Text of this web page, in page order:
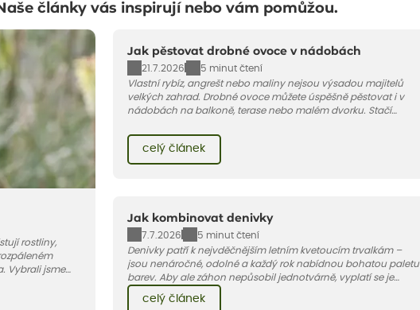
články vás inspirují nebo vám pomůžou.
rostliny,
Vybrali jsme
horké a suché
které to jsou.
Jak pěstovat drobné ovoce v nádobách
21.7.2026
5 minut čtení
Vlastní rybíz, angrešt nebo maliny nejsou výsadou majitelů
velkých zahrad. Drobné ovoce můžete úspěšně pěstovat i v
nádobách na balkoně, terase nebo malém dvorku. Stačí
pár základních pravidel. V tomto článku vám poradíme, jak na
celý článek
Jak kombinovat denivky
7.7.2026
5 minut čtení
Denivky patří k nejvděčnějším letním kvetoucím trvalkám –
jsou nenáročné, odolné a každý rok nabídnou bohatou paletu
barev. Aby ale záhon nepůsobil jednotvárně, vyplatí se je
doplnit vhodnými sousedy. V dnešním článku vám ukážeme, s
jakými trvalkami a travinami denivky nejlépe ladí.
celý článek